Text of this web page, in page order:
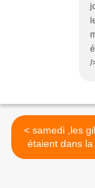
/
< samedi ,les gilets jaunes
étaient dans la
pas